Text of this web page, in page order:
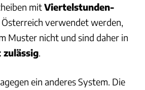
mitViertelstunden-
Österreich verwendet werden,
Muster nicht und sind daher in
zulässig.
ein anderes System. Die